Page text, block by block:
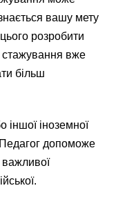
вашу мету
розробити
стажування вже
більш
іншої іноземної
допоможе
важливої